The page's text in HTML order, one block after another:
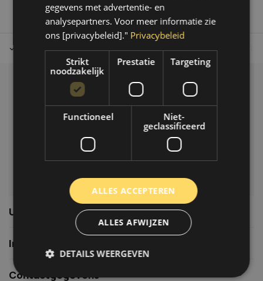
Tot 30 dagen retour sturen. Op werkdagen voor 14.00 uur
Klantenservice
Veelgestelde vragen
06-39119169
info@autoklusser.nl
Usefull links
Informatie
Contactgegevens
gegevens met advertentie- en
analysepartners. Voor meer informatie zie
ons [privacybeleid]." Privacybeleid
Strikt
noodzakelijk
Prestatie Targeting
Functioneel
Niet-
geclassificeerd
ALLES ACCEPTEREN
ALLES AFWIJZEN
DETAILS WEERGEVEN